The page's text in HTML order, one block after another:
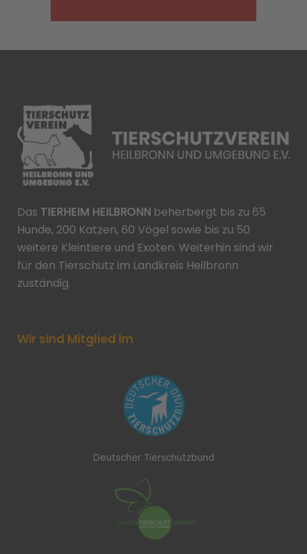
Das TIERHEIM HEILBRONN beherbergt bis zu 65
Hunde, 200 Katzen, 60 Vögel sowie bis zu 50
weitere Kleintiere und Exoten. Weiterhin sind wir
für den Tierschutz im Landkreis Heilbronn
zuständig.
Wir sind Mitglied im
Deutscher Tierschutzbund